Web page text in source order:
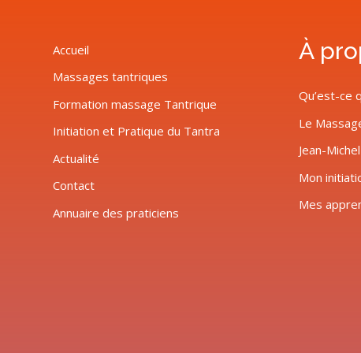
Accueil
Massages tantriques
Formation massage Tantrique
Initiation et Pratique du Tantra
Actualité
Contact
Annuaire des praticiens
À
Qu’est-ce
Le
Jean-
Mon
Mes